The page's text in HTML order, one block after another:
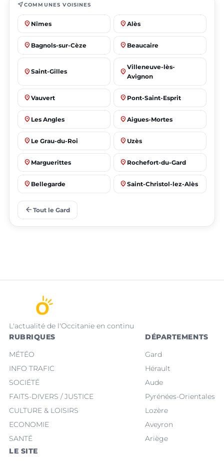
near_meCOMMUNES VOISINES
place Nîmes place Alès
place Bagnols-sur-Cèze place Beaucaire
place Saint-Gilles place
Villeneuve-lès-
Avignon
place Vauvert place Pont-Saint-Esprit
place Les Angles place Aigues-Mortes
place Le Grau-du-Roi place Uzès
place Marguerittes place Rochefort-du-Gard
place Bellegarde place Saint-Christol-lez-Alès
place
arrow_back Tout le Gard
L'actualité de l'Occitanie en continu
RUBRIQUES
MÉTÉO
INFO TRAFIC
SOCIÉTÉ
FAITS-DIVERS / JUSTICE
CULTURE & LOISIRS
ECONOMIE
SANTÉ
DÉPARTEMENTS
Gard
Hérault
Aude
Pyrénées-Orientales
Lozère
Aveyron
Ariège
LE SITE